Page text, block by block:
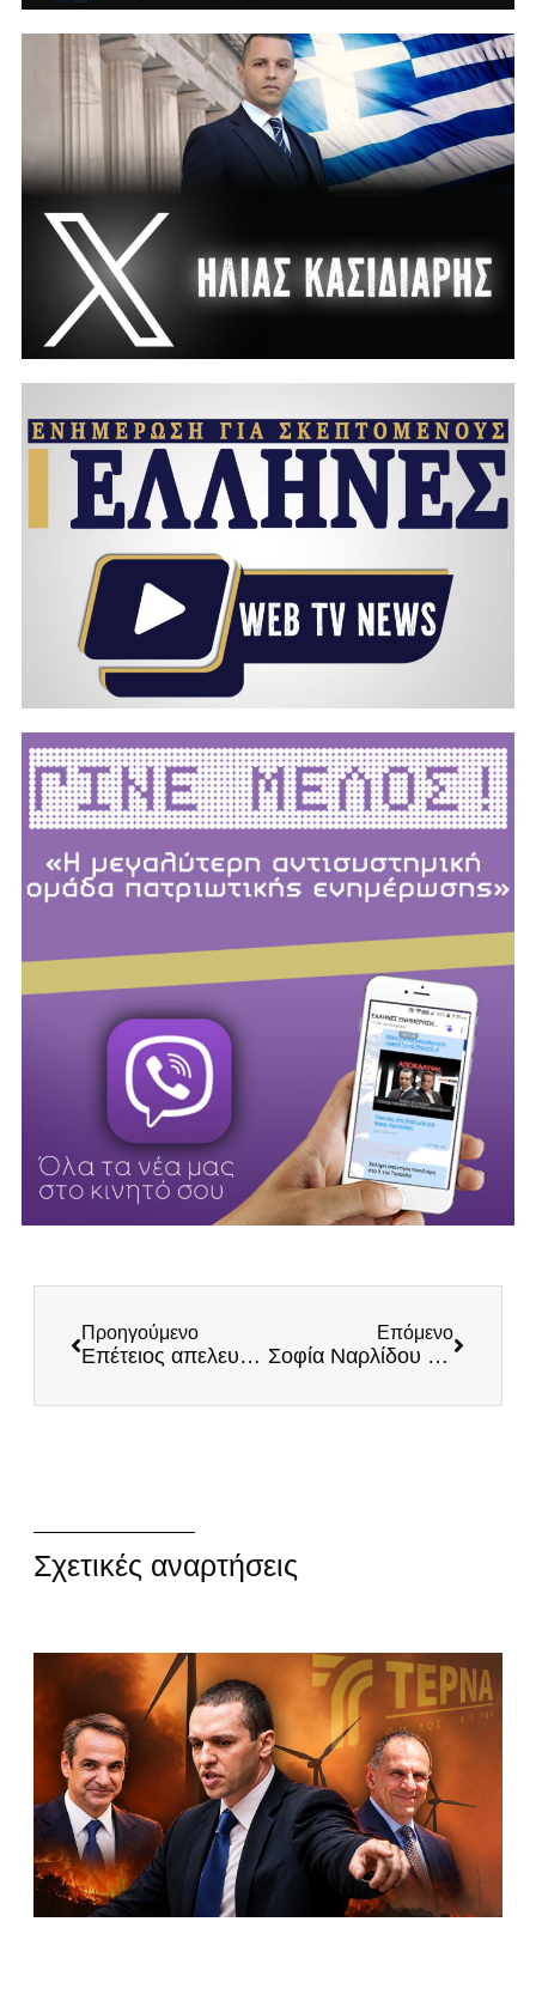
Προηγούμενο
Επέτειος απελευθέρωσης του Αγρινίου
Επόμενο
Σοφία Ναρλίδου στην ΠΕΛΛΑNEWS: «Πλέον υπάρχει λύση για την Ελλάδα»
Σχετικές αναρτήσεις